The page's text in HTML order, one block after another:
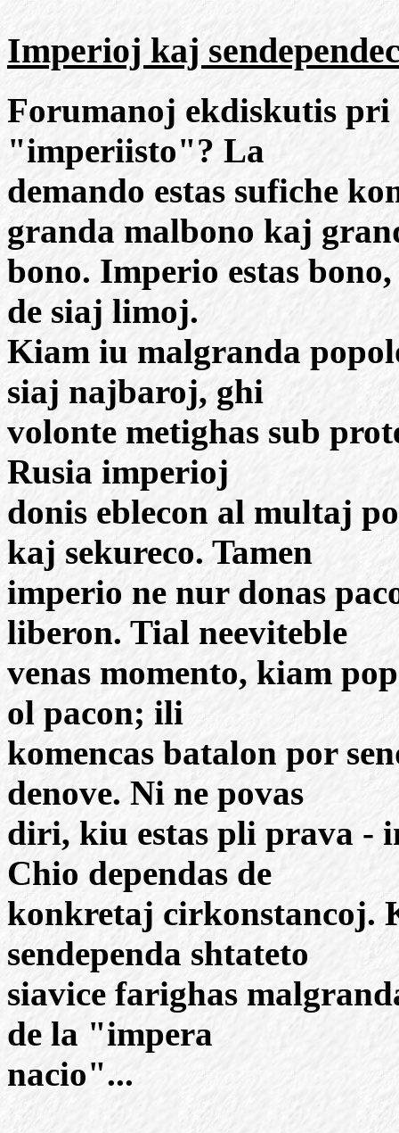
Imperioj kaj
Forumanoj ekdiskutis pri
"imperiisto"? La
demando estas sufiche
granda malbono kaj
bono. Imperio estas
de siaj limoj.
Kiam iu malgranda
siaj najbaroj, ghi
volonte metighas sub
Rusia imperioj
donis eblecon al multaj
kaj sekureco. Tamen
imperio ne nur donas
liberon. Tial neeviteble
venas momento, kiam
ol pacon; ili
komencas batalon por
denove. Ni ne povas
diri, kiu estas pli prava -
Chio dependas de
konkretaj cirkonstancoj.
sendependa shtateto
siavice farighas
de la "impera
nacio"...